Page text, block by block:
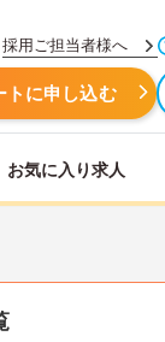
採用ご担当者様へ
トに申し込む
お気に入り求人